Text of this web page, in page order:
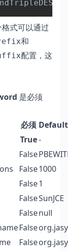
式可以通过
和
配置，这
是必须
必须
True-
False
False1000
False1
FalseSunJCE
Falsenull
False
False